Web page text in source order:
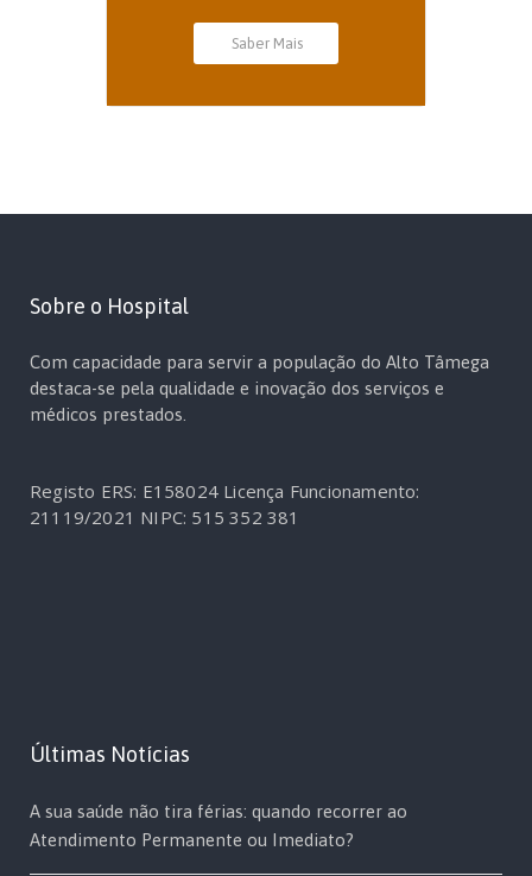
Saber Mais
Sobre o Hospital
Com capacidade para servir a população do Alto Tâmega
destaca-se pela qualidade e inovação dos serviços e
médicos prestados.
Registo ERS: E158024 Licença Funcionamento:
21119/2021 NIPC: 515 352 381
Últimas Notícias
A sua saúde não tira férias: quando recorrer ao
Atendimento Permanente ou Imediato?